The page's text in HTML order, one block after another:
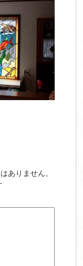
ありません。